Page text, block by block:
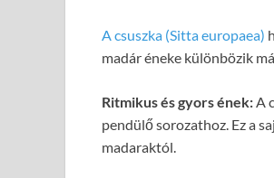
A csuszka (Sitta europaea)
madár éneke különbözik
Ritmikus és gyors ének:A
pendülő sorozathoz. Ez a
madaraktól.